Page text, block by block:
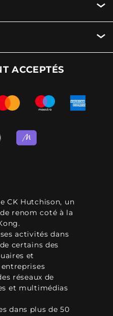
ACCEPTÉS
CK Hutchison, un
renom coté à la
activités dans
certains des
et
réseaux de
et multimédias
dans plus de 50